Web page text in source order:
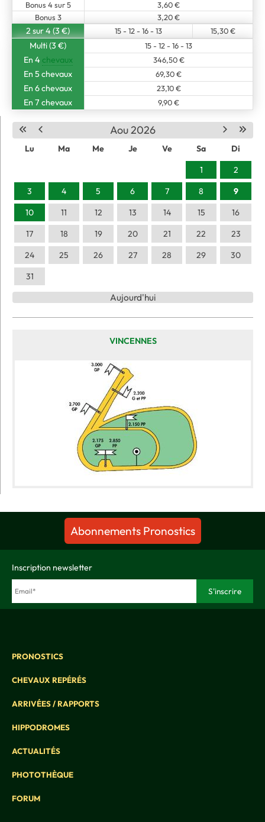
Aou 2026
Lu Ma Me Je Ve Sa
Di
1
2
3
4 5 6 7 8
9
10
11 12 13 14 15
16
17
18 19 20 21 22
23
24
25 26 27 28 29
30
31
Aujourd'hui
VINCENNES
Bonus 4 sur 5
3,60 €
Bonus 3
3,20 €
2 sur 4 (3 €) 15 - 12 - 16 - 13 15,30 €
Multi (3 €) 15 - 12 - 16 - 13
En 4 chevaux 346,50 €
En 5 chevaux 69,30 €
En 6 chevaux 23,10 €
En 7 chevaux 9,90 €
Abonnements Pronostics
Inscription newsletter
PRONOSTICS
CHEVAUX REPÉRÉS
ARRIVÉES / RAPPORTS
HIPPODROMES
ACTUALITÉS
PHOTOTHÈQUE
FORUM